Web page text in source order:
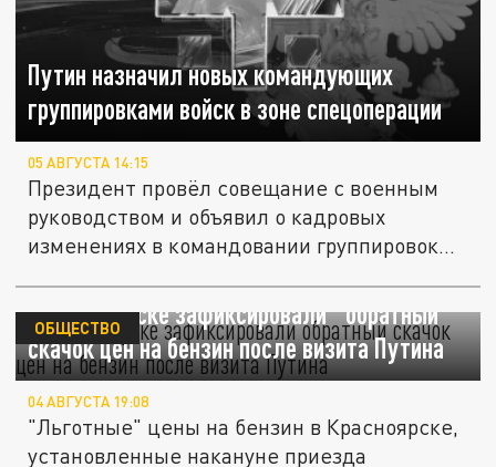
Путин назначил новых командующих
группировками войск в зоне спецоперации
05 АВГУСТА 14:15
Президент провёл совещание с военным
руководством и объявил о кадровых
изменениях в командовании группировок
В Красноярске зафиксировали "обратный"
скачок цен на бензин после визита Путина
ОБЩЕСТВО
04 АВГУСТА 19:08
"Льготные" цены на бензин в Красноярске,
установленные накануне приезда